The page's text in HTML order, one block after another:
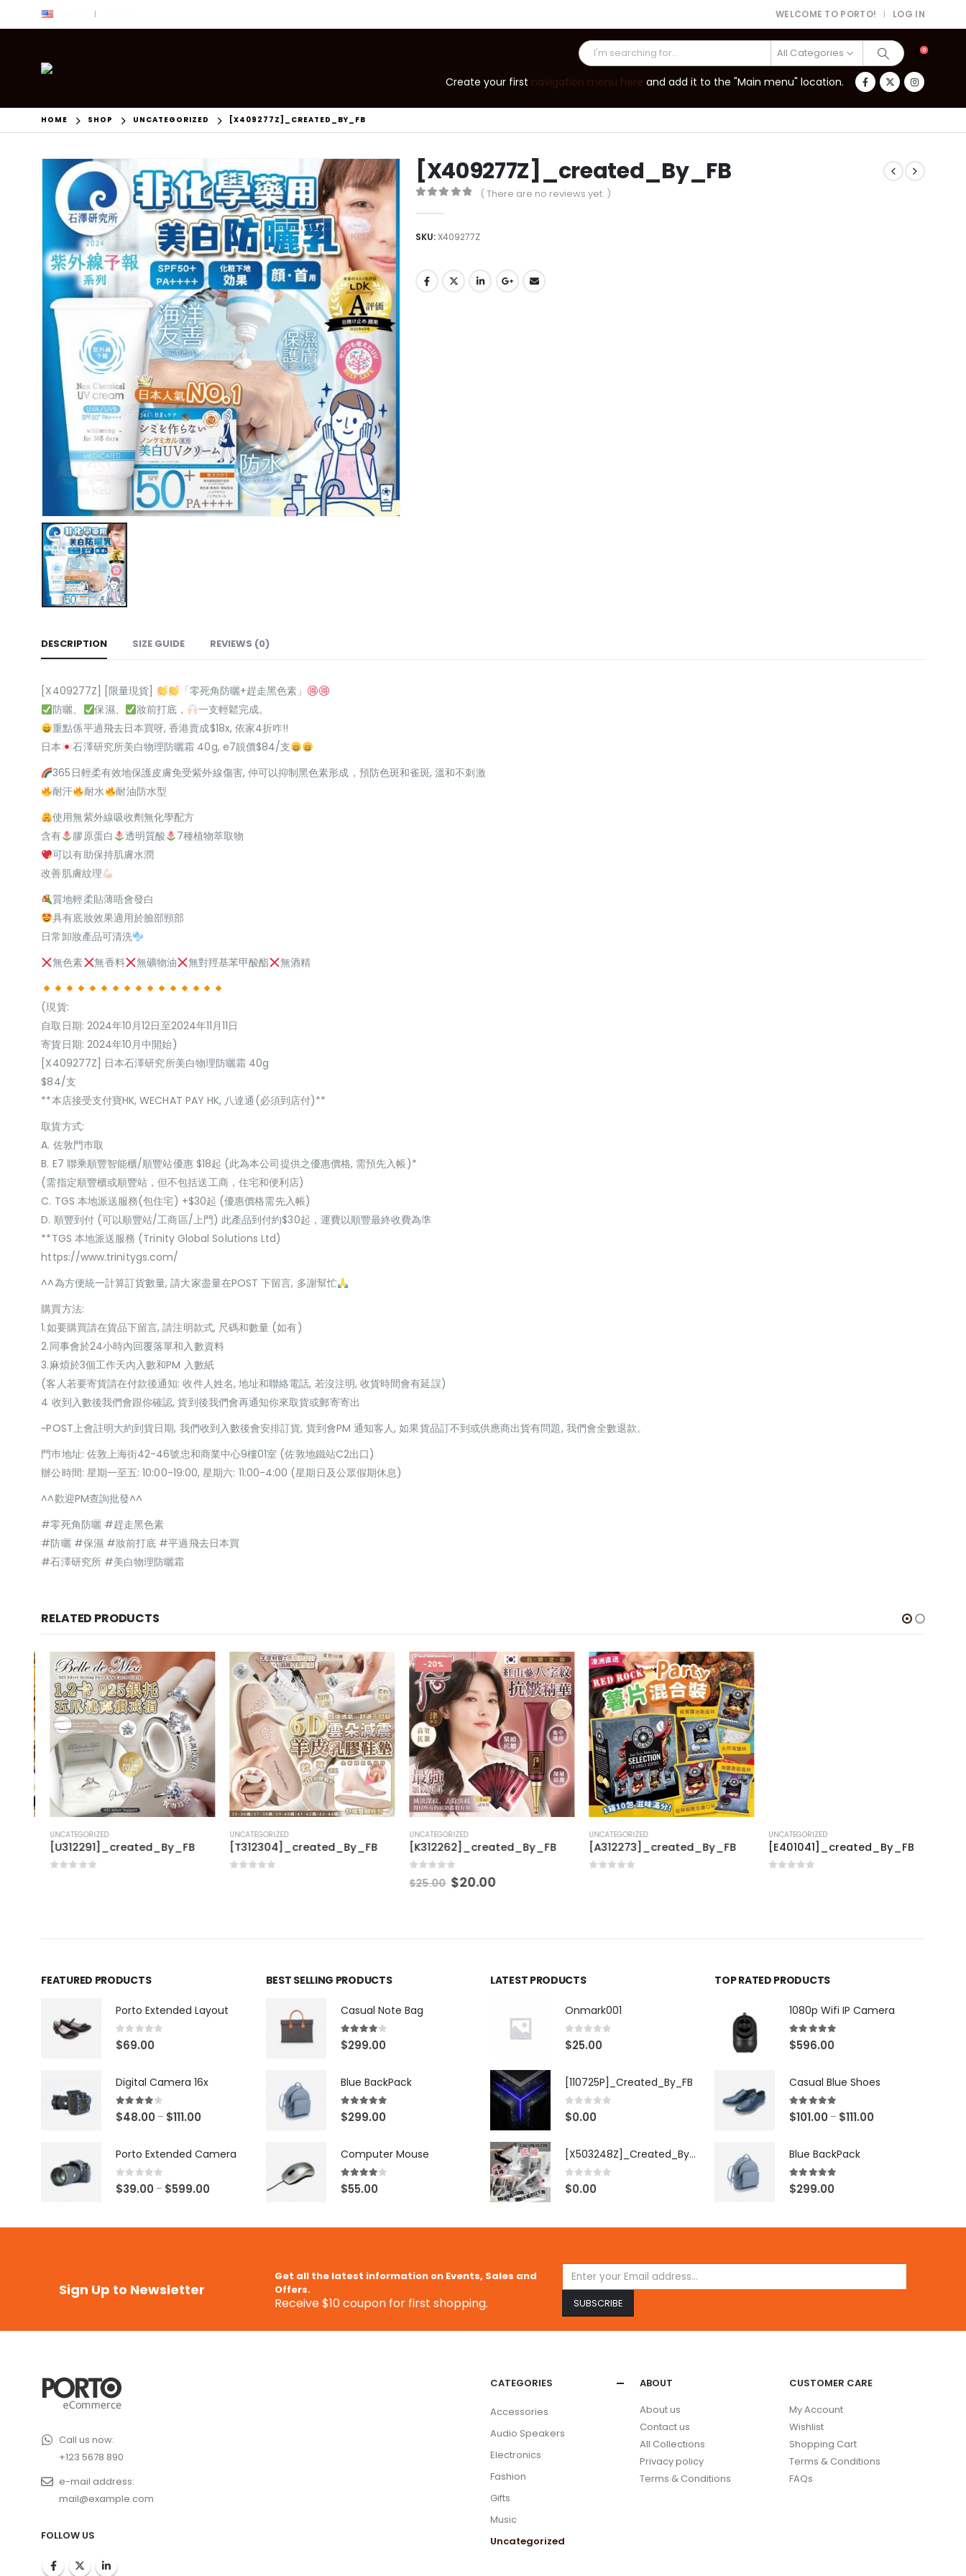
| WELCOME TO PORTO! | LOG IN
All Categories 0
Create your first navigation menu here and add it to the "Main menu" location.
HOME SHOP UNCATEGORIZED [X409277Z]_CREATED_BY_FB
[X409277Z]_created_By_FB
( There are no reviews yet. )
SKU:X409277Z
DESCRIPTION SIZE GUIDE REVIEWS (0)
[X409277Z] [限量現貨]
「零死角防曬+趕走黑色素」
防曬、
保濕、 妝前打底，
一支輕鬆完成。
重點係平過飛去日本買呀, 香港賣成$18x, 依家4折咋!!
日本
石澤研究所美白物理防曬霜 40g, e7靚價$84/支
365日輕柔有效地保護皮膚免受紫外線傷害, 仲可以抑制黑色素形成，預防色斑和雀斑, 溫和不刺激
耐汗
耐水
耐油防水型
使用無紫外線吸收劑無化學配方
含有
膠原蛋白 透明質酸
7種植物萃取物
可以有助保持肌膚水潤
改善肌膚紋理
質地輕柔貼薄唔會發白
具有底妝效果適用於臉部頸部
日常卸妝產品可清洗
無色素
無香料 無礦物油 無對羥基苯甲酸酯 無酒精
(現貨:
自取日期: 2024年10月12日至2024年11月11日
寄貨日期: 2024年10月中開始)
[X409277Z] 日本石澤研究所美白物理防曬霜 40g
$84/支
**本店接受支付寶HK, WECHAT PAY HK, 八達通(必須到店付)**
取貨方式:
A. 佐敦門巿取
B. E7 聯乘順豐智能櫃/順豐站優惠 $18起 (此為本公司提供之優惠價格, 需預先入帳)*
(需指定順豐櫃或順豐站，但不包括送工商，住宅和便利店)
C. TGS 本地派送服務(包住宅) +$30起 (優惠價格需先入帳)
D. 順豐到付 (可以順豐站/工商區/上門) 此產品到付約$30起，運費以順豐最終收費為準
**TGS 本地派送服務 (Trinity Global Solutions Ltd)
https://www.trinitygs.com/
^^為方便統一計算訂貨數量, 請大家盡量在POST 下留言, 多謝幫忙
購買方法:
1.如要購買請在貨品下留言, 請注明款式, 尺碼和數量 (如有)
2.同事會於24小時內回覆落單和入數資料
3.麻煩於3個工作天內入數和PM 入數紙
(客人若要寄貨請在付款後通知: 收件人姓名, 地址和聯絡電話, 若沒注明, 收貨時間會有延誤)
4 收到入數後我們會跟你確認, 貨到後我們會再通知你來取貨或郵寄寄出
~POST上會註明大約到貨日期, 我們收到入數後會安排訂貨, 貨到會PM 通知客人, 如果貨品訂不到或供應商出貨有問題, 我們會全數退款。
門巿地址: 佐敦上海街42-46號忠和商業中心9樓01室 (佐敦地鐵站C2出口)
辦公時間: 星期一至五: 10:00-19:00, 星期六: 11:00-4:00 (星期日及公眾假期休息)
^^歡迎PM查詢批發^^
#零死角防曬 #趕走黑色素
#防曬 #保濕 #妝前打底 #平過飛去日本買
#石澤研究所 #美白物理防曬霜
RELATED PRODUCTS
UNCATEGORIZED
[U312291]_created_By_FB
UNCATEGORIZED
[T312304]_created_By_FB
-20%
UNCATEGORIZED
[K312262]_created_By_FB
out of 5
25.00 $ 20.00
UNCATEGORIZED
[A312273]_created_By_FB
UNCATEGORIZED
[E401041]_created_By_FB
FEATURED PRODUCTS
Porto Extended Layout
0 out of 5
$69.00
Digital Camera 16x
4.00 out of 5
$48.00 – $111.00
Porto Extended Camera
0 out of 5
$39.00 – $599.00
BEST SELLING PRODUCTS
Casual Note Bag
4.00out of 5
$299.00
Blue BackPack
5.00out of 5
$299.00
Computer Mouse
4.00 out of 5
$55.00
LATEST PRODUCTS
Onmark001
0 out of 5
$25.00
[110725P]_Created_By_FB
0 out of 5
$0.00
[X503248Z]_Created_By_FB
0 out of 5
$0.00
TOP RATED PRODUCTS
1080p Wifi IP Camera
5.00out of 5
$596.00
Casual Blue Shoes
5.00 out of 5
$101.00 – $111.00
Blue BackPack
5.00out of 5
$299.00
Sign Up to Newsletter
Get all the latest information on Events, Sales and
Offers.
Receive $10 coupon for first shopping.
Call us now:
+123 5678 890
e-mail address:
mail@example.com
FOLLOW US
CATEGORIES
Accessories
Audio Speakers
Electronics
Fashion
Gifts
Music
Uncategorized
ABOUT
About us
Contact us
All Collections
Privacy policy
Terms & Conditions
CUSTOMER CARE
My Account
Wishlist
Shopping Cart
Terms & Conditions
FAQs